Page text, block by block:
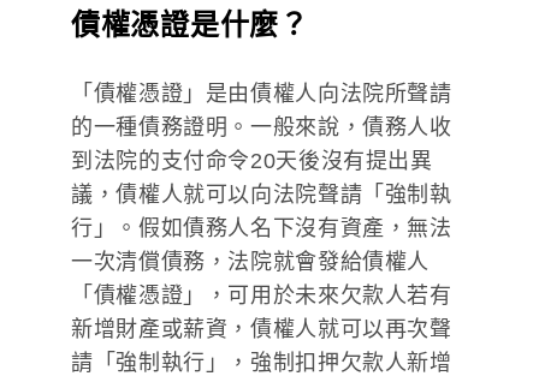
債權憑證是什麼？
「債權憑證」是由債權人向法院所聲請
的一種債務證明。一般來說，債務人收
到法院的支付命令20天後沒有提出異
議，債權人就可以向法院聲請「強制執
行」。假如債務人名下沒有資產，無法
一次清償債務，法院就會發給債權人
「債權憑證」，可用於未來欠款人若有
新增財產或薪資，債權人就可以再次聲
請「強制執行」，強制扣押欠款人新增